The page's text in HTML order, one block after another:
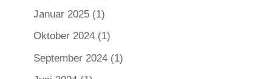
Januar 2025(1)
Oktober 2024(1)
September 2024(1)